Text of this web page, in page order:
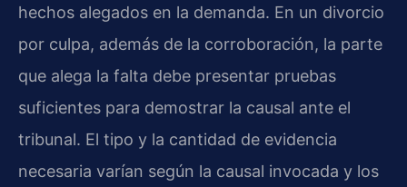
hechos alegados en la demanda. En un divorcio
por culpa, además de la corroboración, la parte
que alega la falta debe presentar pruebas
suficientes para demostrar la causal ante el
tribunal. El tipo y la cantidad de evidencia
necesaria varían según la causal invocada y los